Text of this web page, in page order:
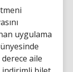
uygulama
aile